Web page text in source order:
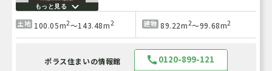
もっと見る
土地 100.05m2～143.48m2 建物 89.22m2～99.68m2
ポラス住まいの情報館 0120-899-121